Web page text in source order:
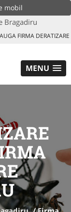
mobil
Bragadiru
FIRMA DERATIZARE
MENU